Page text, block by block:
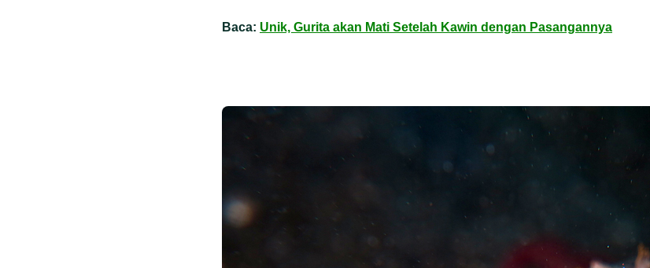
Baca: Unik, Gurita akan Mati Setelah Kawin dengan Pasangannya